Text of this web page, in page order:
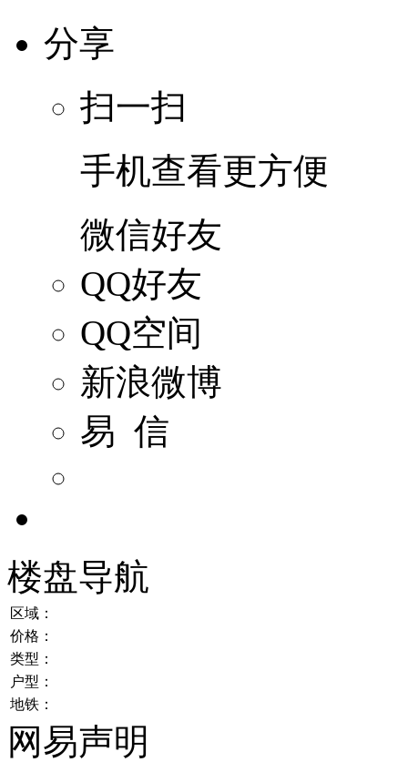
分享
扫一扫
手机查看更方便
微信好友
QQ好友
QQ空间
新浪微博
易 信
楼盘导航
区域：
价格：
类型：
户型：
地铁：
网易声明